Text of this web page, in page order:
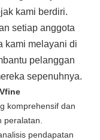
kami berdiri.
setiap anggota
kami melayani di
pelanggan
sepenuhnya.
komprehensif dan
pendapatan